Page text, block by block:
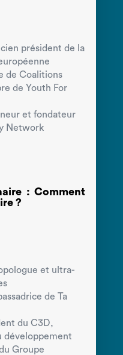
président de la
de Coalitions
de Youth For
et fondateur
Network
:Comment
?
et ultra-
de Ta
du C3D,
développement
Groupe